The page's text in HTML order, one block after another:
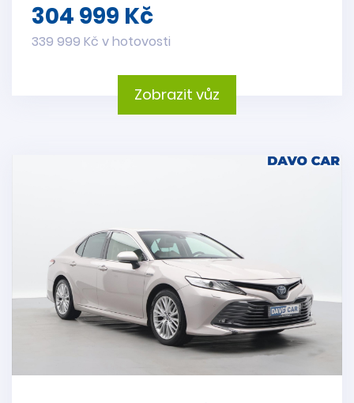
304 999 Kč
339 999 Kč v hotovosti
Zobrazit vůz